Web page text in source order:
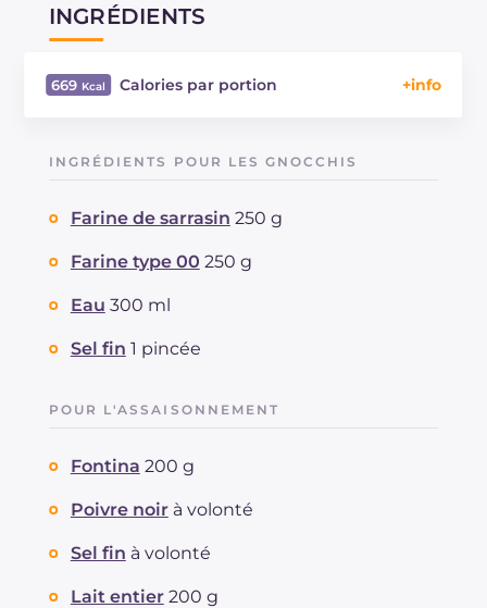
INGRÉDIENTS
669 Calories par portion
Graisses
dont acides gras saturés
Cholestérol
Sodium
INGRÉDIENTS POUR LES GNOCCHIS
Farine de sarrasin 250 g
Farine type 00 250 g
Eau 300 ml
Sel fin 1 pincée
POUR L'ASSAISONNEMENT
Fontina 200 g
Poivre noir à volonté
Sel fin à volonté
Lait entier 200 g